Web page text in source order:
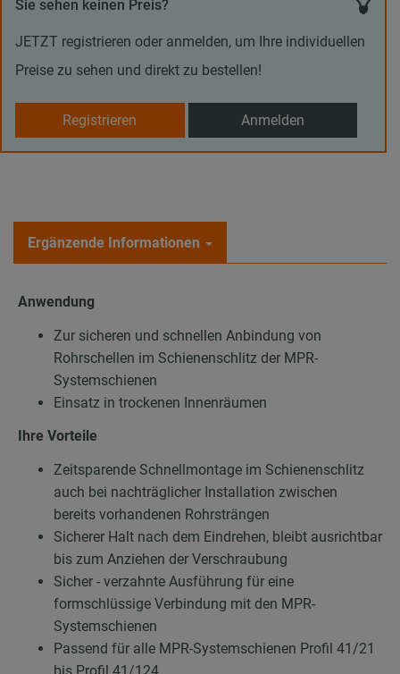
Sie sehen keinen Preis?
JETZT registrieren oder anmelden, um Ihre individuellen
Preise zu sehen und direkt zu bestellen!
Registrieren Anmelden
Ergänzende Informationen
Anwendung
Zur sicheren und schnellen Anbindung von
Rohrschellen im Schienenschlitz der MPR-
Systemschienen
Einsatz in trockenen Innenräumen
Ihre Vorteile
Zeitsparende Schnellmontage im Schienenschlitz
auch bei nachträglicher Installation zwischen
bereits vorhandenen Rohrsträngen
Sicherer Halt nach dem Eindrehen, bleibt ausrichtbar
bis zum Anziehen der Verschraubung
Sicher - verzahnte Ausführung für eine
formschlüssige Verbindung mit den MPR-
Systemschienen
Passend für alle MPR-Systemschienen Profil 41/21